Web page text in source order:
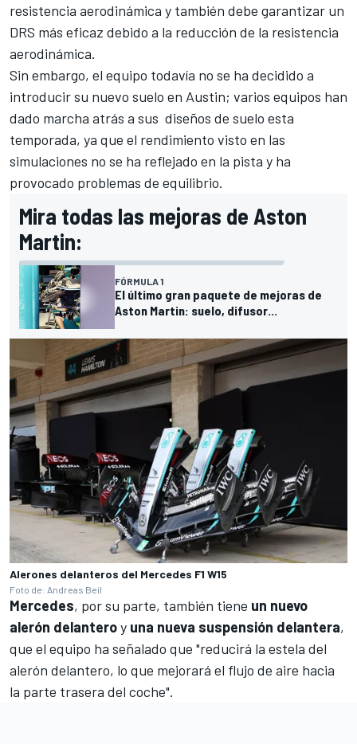
resistencia aerodinámica y también debe garantizar un
DRS más eficaz debido a la reducción de la resistencia
aerodinámica.
Sin embargo, el equipo todavía no se ha decidido a
introducir su nuevo suelo en Austin; varios equipos han
dado marcha atrás a sus diseños de suelo esta
temporada, ya que el rendimiento visto en las
simulaciones no se ha reflejado en la pista y ha
provocado problemas de equilibrio.
Mira todas las mejoras de Aston
Martin:
FÓRMULA 1
El último gran paquete de mejoras de
Aston Martin: suelo, difusor...
Alerones delanteros del Mercedes F1 W15
Foto de: Andreas Beil
Mercedes, por su parte, también tiene un nuevo
alerón delanteroy una nueva suspensión delantera,
que el equipo ha señalado que "reducirá la estela del
alerón delantero, lo que mejorará el flujo de aire hacia
la parte trasera del coche".